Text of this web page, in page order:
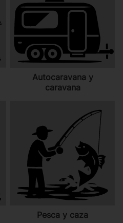
Autocaravana y
caravana
Pesca y caza